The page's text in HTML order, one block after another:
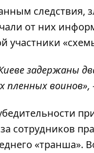
следствия,
от них
участники
задержаны
пленных воинов»,
сотрудников
«транша».